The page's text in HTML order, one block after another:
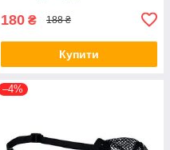
180 ₴ 188 ₴
Купити
–4%